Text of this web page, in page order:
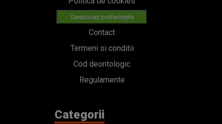
Gestionați preferințele
Contact
Termeni si conditii
Cod deontologic
Regulamente
Categorii